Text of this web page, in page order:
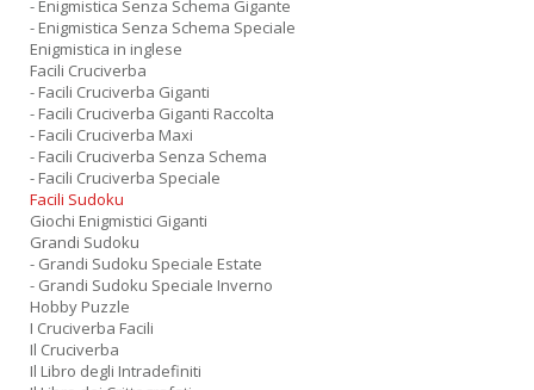
- Enigmistica Senza Schema Gigante
- Enigmistica Senza Schema Speciale
Enigmistica in inglese
Facili Cruciverba
- Facili Cruciverba Giganti
- Facili Cruciverba Giganti Raccolta
- Facili Cruciverba Maxi
- Facili Cruciverba Senza Schema
- Facili Cruciverba Speciale
Facili Sudoku
Giochi Enigmistici Giganti
Grandi Sudoku
- Grandi Sudoku Speciale Estate
- Grandi Sudoku Speciale Inverno
Hobby Puzzle
I Cruciverba Facili
Il Cruciverba
Il Libro degli Intradefiniti